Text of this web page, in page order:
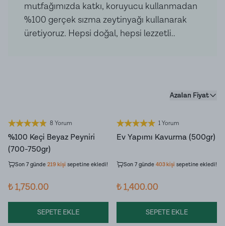
mutfağımızda katkı, koruyucu kullanmadan
%100 gerçek sızma zeytinyağı kullanarak
üretiyoruz. Hepsi doğal, hepsi lezzetli..
Azalan Fiyat
8 Yorum
%100 Keçi Beyaz Peyniri
(700-750gr)
Son 7 günde 3.928
inceledi!
Son 7 günde 219 kişi sepetine ekledi!
₺ 1,750.00
SEPETE EKLE
1 Yorum
Ev Yapımı Kavurma (500gr)
Son 7 günde 403kişi sepetine ekledi!
₺ 1,400.00
SEPETE EKLE